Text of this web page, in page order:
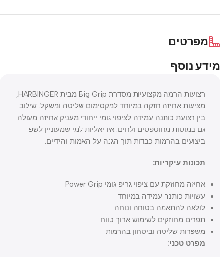
מפרטים
מידע נוסף
רצועות הרמה מקצועיות מסדרת Big Grip מבית HARBINGER,
מציעות אחיזה חזקה במיוחד למקסימום שליטה ומשקל. שילוב
בין רצועת כותנה עמידה לציפוי גומי ייחודי מעניק אחיזה מעולה
גם במוטות מחוספסים ולחים. אידיאליות למי שמעוניין לשפר
ביצועים בהרמות כבדות תוך הגנה על האמות והידיים.
תכונות עיקריות:
אחיזה מחוזקת עם ציפוי גריפ גומי Power Grip
עשויות כותנה עמידה במיוחד
לולאה להתאמה בטוחה ונוחה
תפרים מחוזקים לשימוש ארוך טווח
משפרות שליטה וביטחון בהרמות
מפרט טכני: